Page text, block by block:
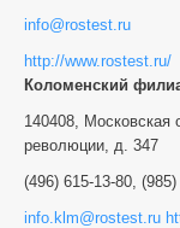
info@rostest.ru
http://www.rostest.ru/
Коломенский
140408, Московская
революции, д. 347
(496) 615-13-80,
info.klm@rostest.ru